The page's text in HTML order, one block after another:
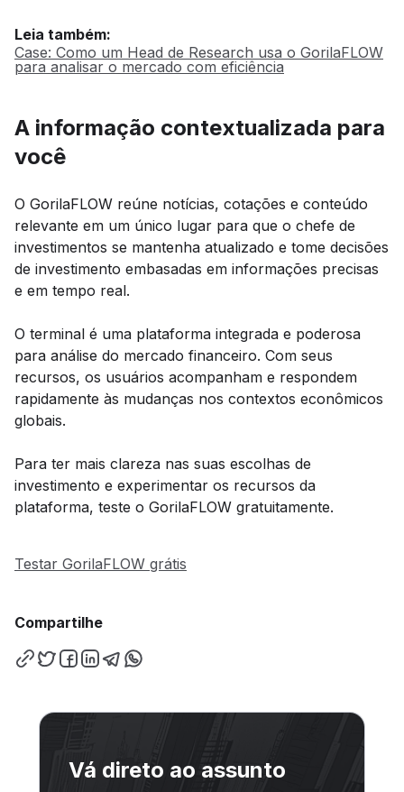
Leia também:
Case: Como um Head de Research usa o GorilaFLOW
para analisar o mercado com eficiência
A informação contextualizada para
você
O GorilaFLOW reúne notícias, cotações e conteúdo
relevante em um único lugar para que o chefe de
investimentos se mantenha atualizado e tome decisões
de investimento embasadas em informações precisas
e em tempo real.
O terminal é uma plataforma integrada e poderosa
para análise do mercado financeiro. Com seus
recursos, os usuários acompanham e respondem
rapidamente às mudanças nos contextos econômicos
globais.
Para ter mais clareza nas suas escolhas de
investimento e experimentar os recursos da
plataforma, teste o GorilaFLOW gratuitamente.
Testar GorilaFLOW grátis
Compartilhe
Vá direto ao assunto